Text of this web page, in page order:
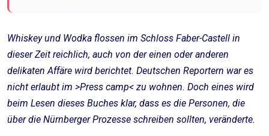
Whiskey und Wodka flossen im Schloss Faber-Castell in
dieser Zeit reichlich, auch von der einen oder anderen
delikaten Affäre wird berichtet. Deutschen Reportern war es
nicht erlaubt im >Press camp< zu wohnen. Doch eines wird
beim Lesen dieses Buches klar, dass es die Personen, die
über die Nürnberger Prozesse schreiben sollten, veränderte.